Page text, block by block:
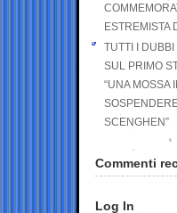
ESTREMISTA
TUTTI I
SUL PRIMO
“UNA MOSSA
SCENGHEN”
Commenti
Log In